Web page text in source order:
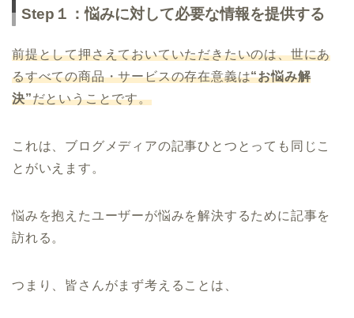
Step１：悩みに対して必要な情報を提供する
前提として押さえておいていただきたいのは、世にあ
るすべての商品・サービスの存在意義は“お悩み解
決”だということです。
これは、ブログメディアの記事ひとつとっても同じこ
とがいえます。
悩みを抱えたユーザーが悩みを解決するために記事を
訪れる。
つまり、皆さんがまず考えることは、